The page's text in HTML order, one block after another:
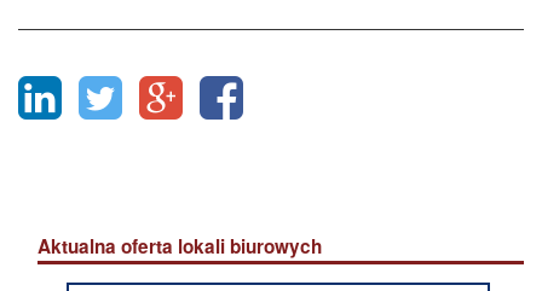
Aktualna oferta lokali biurowych